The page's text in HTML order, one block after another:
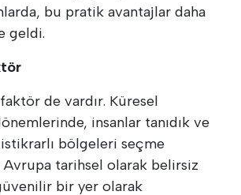
bu pratik avantajlar daha
geldi.
de vardır. Küresel
insanlar tanıdık ve
bölgeleri seçme
tarihsel olarak belirsiz
bir yer olarak